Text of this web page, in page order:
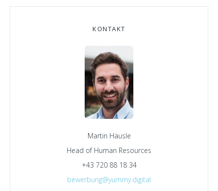
KONTAKT
Martin Häusle
Head of Human Resources
+43 720 88 18 34
bewerbung@yummy.digital